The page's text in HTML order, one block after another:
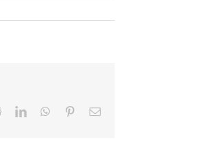
RedditLinkedInWhatsApp
PinterestCorreo